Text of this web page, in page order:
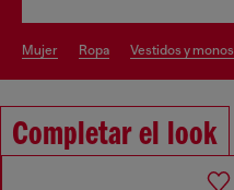
mujer ropa vestidos y monos
Completar el look